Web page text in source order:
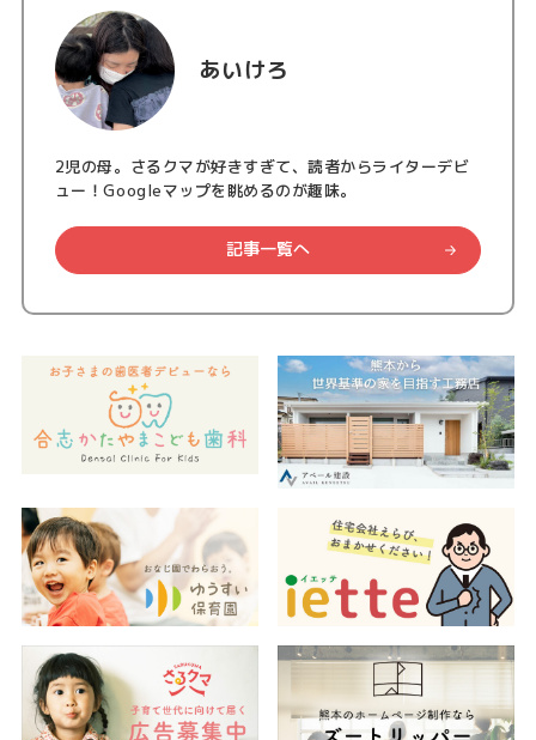
あいけろ
2児の母。さるクマが好きすぎて、読者からライターデビ
ュー！Googleマップを眺めるのが趣味。
記事一覧へ